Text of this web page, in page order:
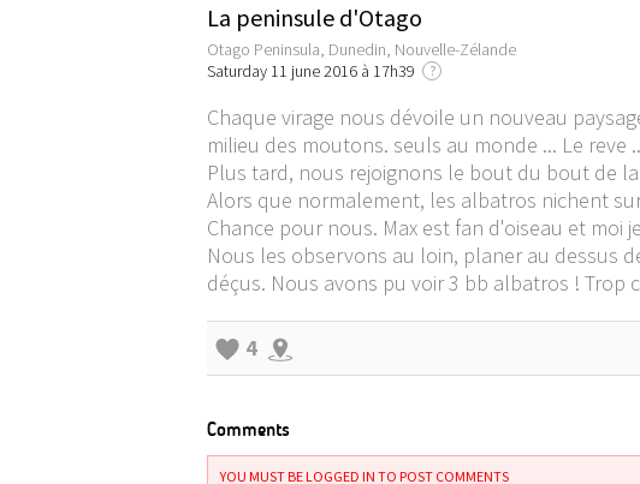
La peninsule d'Otago
Otago Peninsula, Dunedin, Nouvelle-Zélande
Saturday 11 june 2016 à 17h39
?
Chaque virage nous dévoile un nouveau
milieu des moutons. seuls au monde ... Le reve
Plus tard, nous rejoignons le bout du bout de
Alors que normalement, les albatros nichent
Chance pour nous. Max est fan d'oiseau et moi
Nous les observons au loin, planer au dessus
déçus. Nous avons pu voir 3 bb albatros ! Trop
4
Comments
YOU MUST BE LOGGED IN TO POST COMMENTS